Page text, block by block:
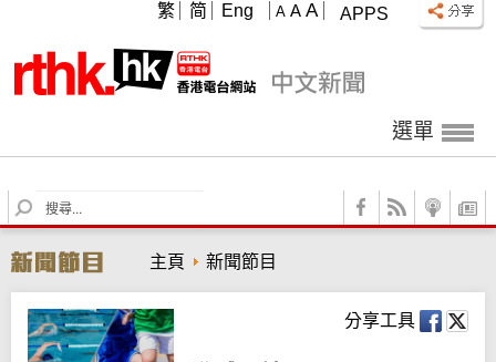
APPS
A A A
繁 简 Eng
選單
S
e
r
c
h
主頁 新聞節目
分享工具